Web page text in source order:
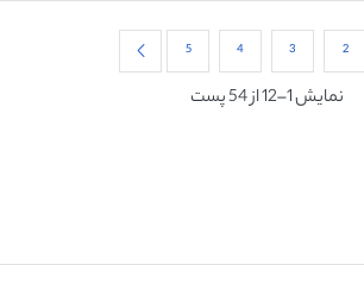
نمایش 1–12 از 54 پست
2
3
4
5